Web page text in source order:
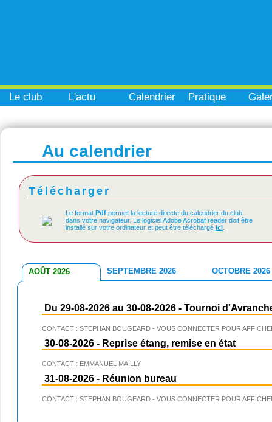
Le club L'actu Calendrier Pratique
Au calendrier
Télécharger
Le format Pdf permet la lecture directe du calendrier du club
dans votre navigateur. Le logiciel Adobe Acrobat reader doit être
installé sur votre ordinateur et peut être téléchargé ici
AOÛT 2026 SEPTEMBRE 2026 OCTOBRE 2026
Du 29-08-2026 au 30-08-2026 - Tournoi
CONTACT : STEPHAN BOUGEARD - VOUS CONNECTER POUR
30-08-2026 - Reprise étang, remise en état
CONTACT : EMMANUEL MAILLY
31-08-2026 - Réunion bureau
CONTACT : STEPHAN BOUGEARD - VOUS CONNECTER POUR